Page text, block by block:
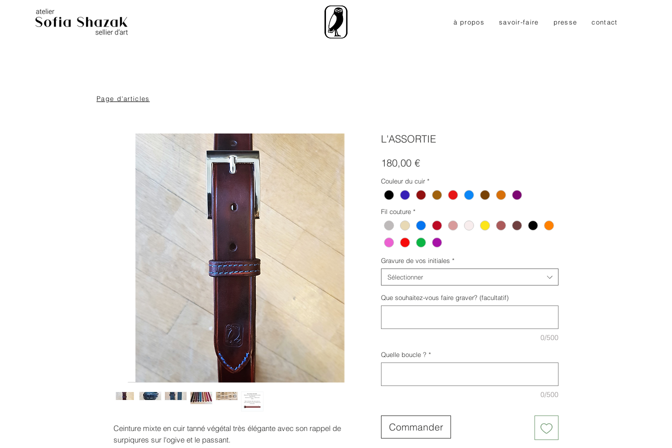
à propos savoir-faire presse contact
Ceinture mixte en cuir tanné végétal très élégante avec son rappel de
surpiqures sur l'ogive et le passant.
L'ASSORTIE
180,00 €Prix
Couleur du cuir *
Fil couture *
Gravure de vos initiales *
Sélectionner
Que souhaitez-vous faire graver? (facultatif)
0/500
Quelle boucle ? *
0/500
Commander
Page d'articles